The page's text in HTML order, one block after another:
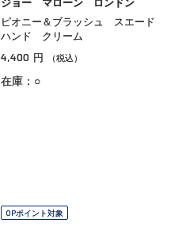
ジョー マローン ロンドン
ピオニー＆ブラッシュ スエード
ハンド クリーム
4,400 円 （税込）
在庫：○
OPポイント対象